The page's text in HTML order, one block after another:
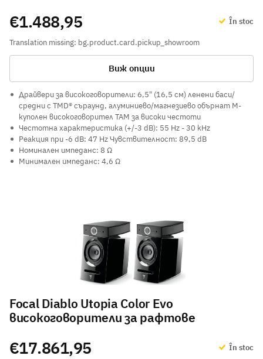
În stoc
Translation missing: bg.product.card.pickup_showroom
€1.488,95
Виж опции
Драйвери за високоговорители: 6,5" (16,5 см) ленени баси/
средни с TMD® съраунд, алуминиево/магнезиево обърнат M-
куполен високоговорител TAM за високи честоти
Честотна характеристика (+/-3 dB): 55 Hz - 30 kHz
Реакция при -6 dB: 47 Hz Чувствителност: 89,5 dB
Номинален импеданс: 8 Ω
Минимален импеданс: 4,6 Ω
Focal Diablo Utopia Color Evo
високоговорители за рафтове
În stoc
€17.861,95